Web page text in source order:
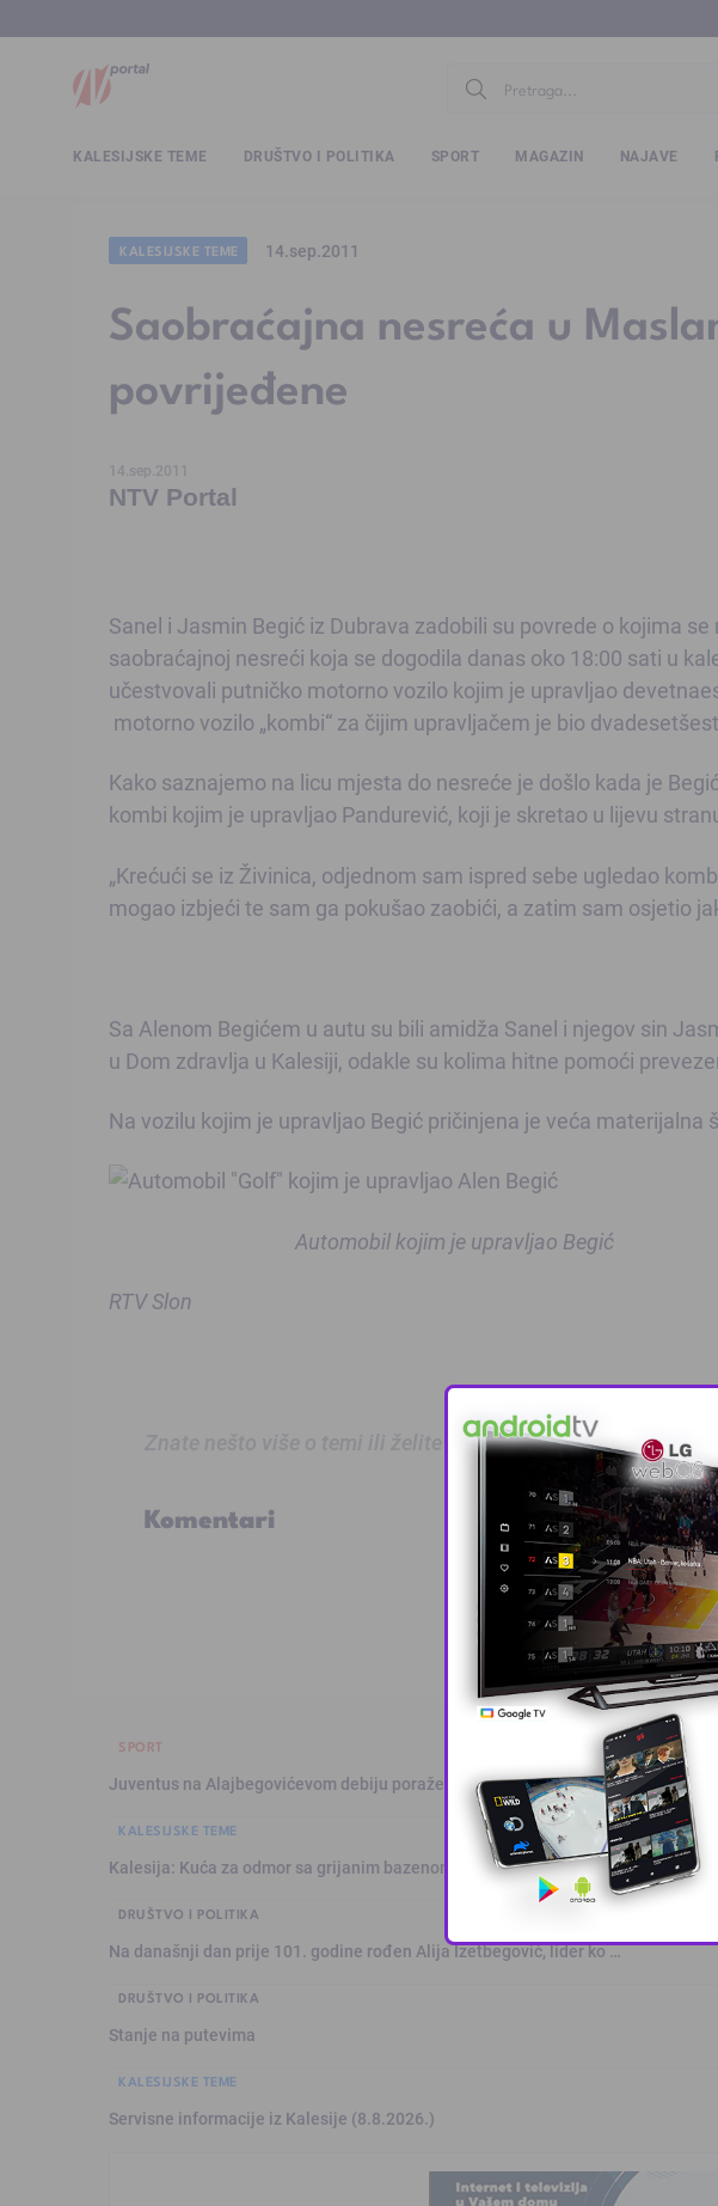
KALESIJSKE TEME DRUŠTVO I POLITIKA SPORT MAGAZIN NAJAVE
KALESIJSKE TEME 14.sep.2011
Saobraćajna nesreća u
povrijeđene
14.sep.2011
NTV Portal
Sanel i Jasmin Begić iz Dubrava zadobili su povrede o kojima se
saobraćajnoj nesreći koja se dogodila danas oko 18:00 sati u
učestvovali putničko motorno vozilo kojim je upravljao
motorno vozilo „kombi“ za čijim upravljačem je bio
Kako saznajemo na licu mjesta do nesreće je došlo kada je
kombi kojim je upravljao Pandurević, koji je skretao u lijevu
„Krećući se iz Živinica, odjednom sam ispred sebe ugledao
mogao izbjeći te sam ga pokušao zaobići, a zatim sam osjetio
Sa Alenom Begićem u autu su bili amidža Sanel i njegov sin
u Dom zdravlja u Kalesiji, odakle su kolima hitne pomoći
Na vozilu kojim je upravljao Begić pričinjena je veća
Automobil kojim je upravljao Begić
RTV Slon
Znate nešto više o temi ili želite prijaviti grešku u tekstu?
Komentari
SPORT
Juventus na Alajbegovićevom debiju poražen od Intera, Zmaj učestvov …
KALESIJSKE TEME
Kalesija: Kuća za odmor sa grijanim bazenom
DRUŠTVO I POLITIKA
Na današnji dan prije 101. godine rođen Alija Izetbegović, lider ko …
DRUŠTVO I POLITIKA
Stanje na putevima
KALESIJSKE TEME
Servisne informacije iz Kalesije (8.8.2026.)